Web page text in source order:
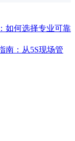
如何选择专业可靠
南：从5S现场管